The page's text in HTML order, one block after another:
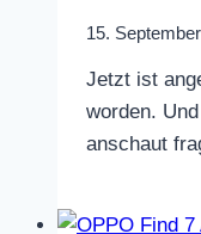
15.
Jetzt ist
worden.
anschaut